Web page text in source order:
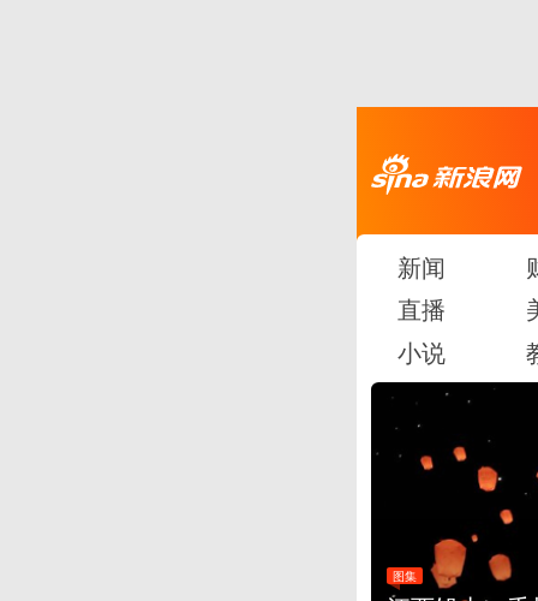
新闻
直播
小说